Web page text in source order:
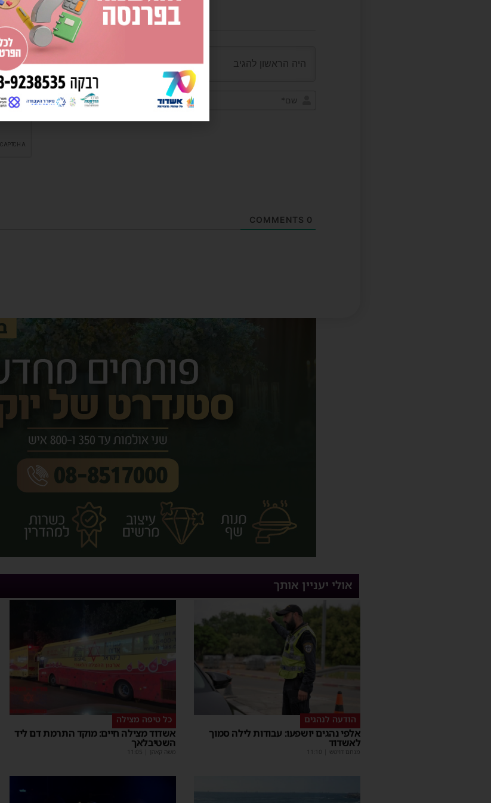
שם*
0
אולי יעניין אותך
הודעה לנהגים
אלפי נהגים יושפעו: עבודות לילה סמוך
לאשדוד
מנחם דויטש 11:10
כל טיפה מצילה
אשדוד מצילה חיים: מוקד התרמת דם ליד
השטיבלאך
משה קאהן 11:05